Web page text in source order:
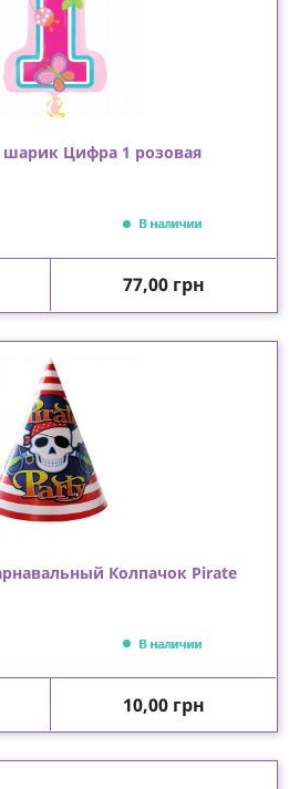
Цифра 1 розовая
В наличии
Цена
77,00 грн
Колпачок Pirate
В наличии
Цена
10,00 грн